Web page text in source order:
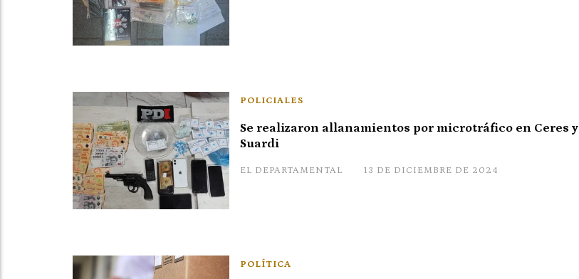
Se realizaron allanamientos por microtráfico en Ceres y
Suardi
EL DEPARTAMENTAL
POLICIALES
13 DE DICIEMBRE DE 2024
POLÍTICA